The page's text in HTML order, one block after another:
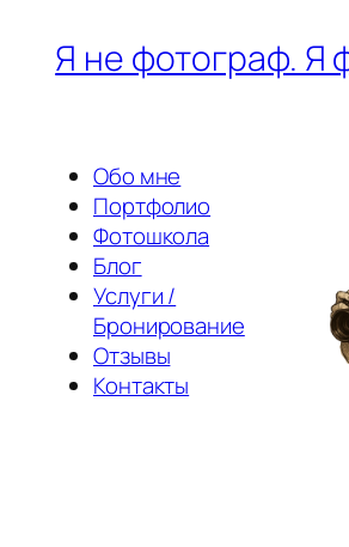
ПерейтиЯ не фотограф. Я
Обо мне
Портфолио
Фотошкола
Блог
Услуги /
Бронирование
Отзывы
Контакты